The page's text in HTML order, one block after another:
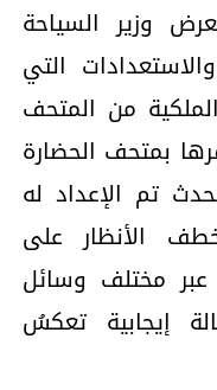
وزير السياحة
التي
من المتحف
بمتحف الحضارة
تم الإعداد له
الأنظار على
مختلف وسائل
إيجابية تعكسُ